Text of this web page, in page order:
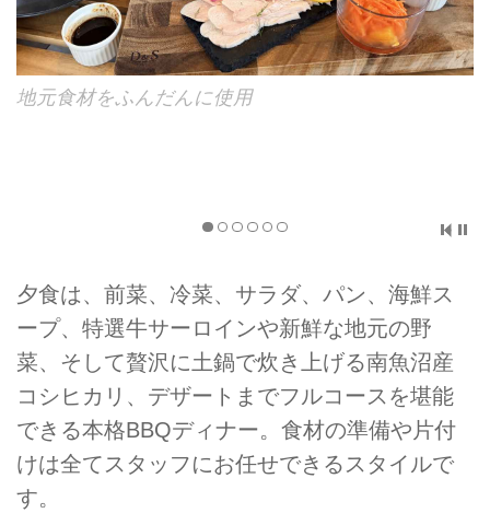
コースは気軽に楽しめるカジュアルコース
夕食は、前菜、冷菜、サラダ、パン、海鮮ス
ープ、特選牛サーロインや新鮮な地元の野
菜、そして贅沢に土鍋で炊き上げる南魚沼産
コシヒカリ、デザートまでフルコースを堪能
できる本格BBQディナー。食材の準備や片付
けは全てスタッフにお任せできるスタイルで
す。